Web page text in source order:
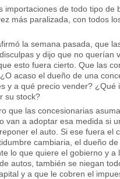
importaciones de todo tipo de
más paralizada, con todos
la semana pasada, que
y dijo que no querían
esto fuera cierto. Que las
acaso el dueño de una
y a qué precio vender? ¿Qué
su stock?
que las concesionarias
van a adoptar esa medida si
el auto. Si ese fuera el
cambiaria, el dueño
lo que quiere el gobierno y
autos, también se niegan
y a que le cobren el